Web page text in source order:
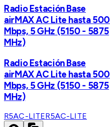
Radio Estación Base
airMAX AC Lite hasta 500
Mbps, 5 GHz (5150 - 5875
MHz)
Radio Estación Base
airMAX AC Lite hasta 500
Mbps, 5 GHz (5150 - 5875
MHz)
R5AC-LITER5AC-LITE